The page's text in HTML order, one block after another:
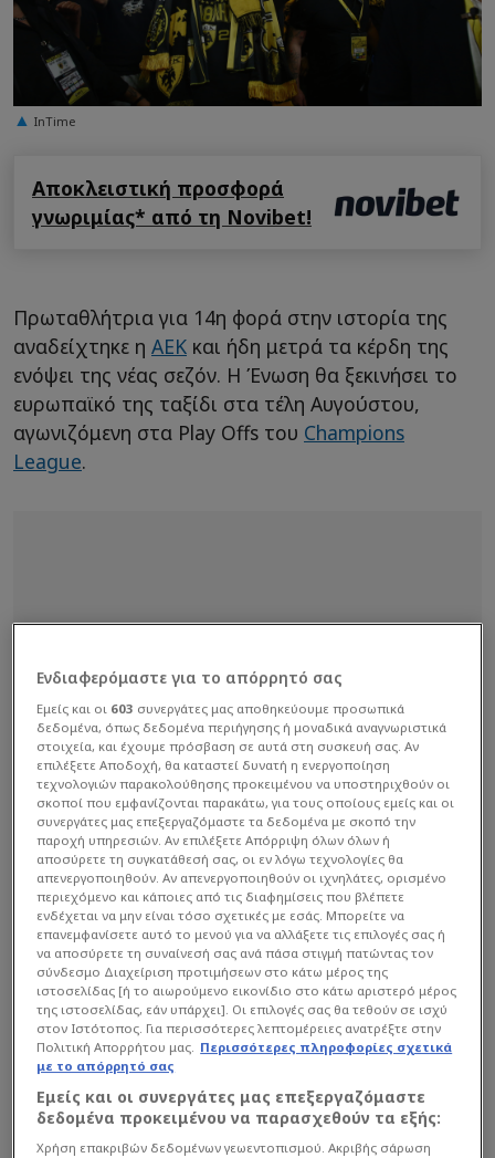
InTime
Αποκλειστική προσφορά
γνωριμίας* από τη Novibet!
Πρωταθλήτρια για 14η φορά στην ιστορία της
αναδείχτηκε η ΑΕΚ και ήδη μετρά τα κέρδη της
ενόψει της νέας σεζόν. Η Ένωση θα ξεκινήσει το
ευρωπαϊκό της ταξίδι στα τέλη Αυγούστου,
αγωνιζόμενη στα Play Offs του Champions
League.
Ενδιαφερόμαστε για το απόρρητό σας
Εμείς και οι 603 συνεργάτες μας αποθηκεύουμε προσωπικά
δεδομένα, όπως δεδομένα περιήγησης ή μοναδικά αναγνωριστικά
στοιχεία, και έχουμε πρόσβαση σε αυτά στη συσκευή σας. Αν
επιλέξετε Αποδοχή, θα καταστεί δυνατή η ενεργοποίηση
τεχνολογιών παρακολούθησης προκειμένου να υποστηριχθούν οι
σκοποί που εμφανίζονται παρακάτω, για τους οποίους εμείς και οι
συνεργάτες μας επεξεργαζόμαστε τα δεδομένα με σκοπό την
παροχή υπηρεσιών. Αν επιλέξετε Απόρριψη όλων όλων ή
αποσύρετε τη συγκατάθεσή σας, οι εν λόγω τεχνολογίες θα
απενεργοποιηθούν. Αν απενεργοποιηθούν οι ιχνηλάτες, ορισμένο
περιεχόμενο και κάποιες από τις διαφημίσεις που βλέπετε
ενδέχεται να μην είναι τόσο σχετικές με εσάς. Μπορείτε να
επανεμφανίσετε αυτό το μενού για να αλλάξετε τις επιλογές σας ή
να αποσύρετε τη συναίνεσή σας ανά πάσα στιγμή πατώντας τον
σύνδεσμο Διαχείριση προτιμήσεων στο κάτω μέρος της
ιστοσελίδας [ή το αιωρούμενο εικονίδιο στο κάτω αριστερό μέρος
της ιστοσελίδας, εάν υπάρχει]. Οι επιλογές σας θα τεθούν σε ισχύ
στον Ιστότοπος. Για περισσότερες λεπτομέρειες ανατρέξτε στην
Πολιτική Απορρήτου μας. Περισσότερες πληροφορίες σχετικά
με το απόρρητό σας
Εμείς και οι συνεργάτες μας επεξεργαζόμαστε
δεδομένα προκειμένου να παρασχεθούν τα εξής:
Χρήση επακριβών δεδομένων γεωεντοπισμού. Ακριβής σάρωση